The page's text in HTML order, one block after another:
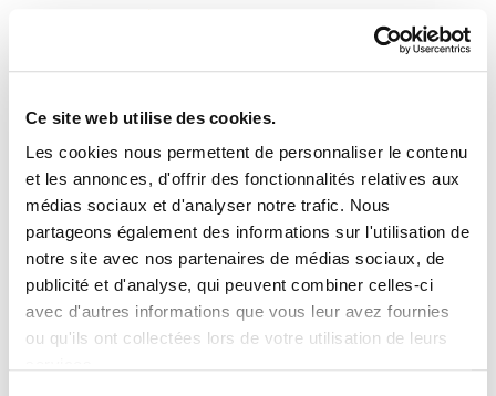
Ce site web utilise des cookies.
Les cookies nous permettent de personnaliser le contenu
et les annonces, d'offrir des fonctionnalités relatives aux
médias sociaux et d'analyser notre trafic. Nous
partageons également des informations sur l'utilisation de
notre site avec nos partenaires de médias sociaux, de
publicité et d'analyse, qui peuvent combiner celles-ci
avec d'autres informations que vous leur avez fournies
ou qu'ils ont collectées lors de votre utilisation de leurs
Rio + 20
PLAN DU SITE ACCESSIBILITÉ CONTACT
Manu Robles-Arangiz Institutua Fundazioa
Barrainkua 13 - 48009 Bilbo -